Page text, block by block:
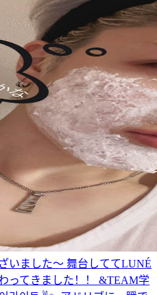
いました〜 舞台しててLUNÉ
ってきました！！ &TEAM学